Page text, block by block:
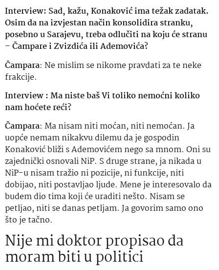
Interview: Sad, kažu, Konaković ima težak zadatak.
Osim da na izvjestan način konsolidira stranku,
posebno u Sarajevu, treba odlučiti na koju će stranu
– Čampare i Zvizdića ili Ademovića?
Čampara: Ne mislim se nikome pravdati za te neke
frakcije.
Interview : Ma niste baš Vi toliko nemoćni koliko
nam hoćete reći?
Čampara: Ma nisam niti moćan, niti nemoćan. Ja
uopće nemam nikakvu dilemu da je gospodin
Konaković bliži s Ademovićem nego sa mnom. Oni su
zajednički osnovali NiP. S druge strane, ja nikada u
NiP-u nisam tražio ni pozicije, ni funkcije, niti
dobijao, niti postavljao ljude. Mene je interesovalo da
budem dio tima koji će uraditi nešto. Nisam se
petljao, niti se danas petljam. Ja govorim samo ono
što je tačno.
Nije mi doktor propisao da
moram biti u politici